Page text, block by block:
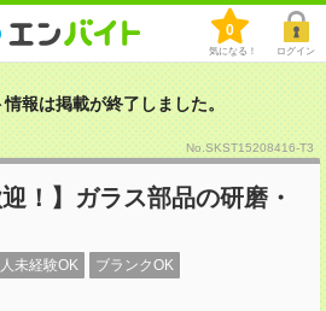
0
気になる！ ログイン
報は掲載が終了しました。
No.SKST15208416-T3
！】ガラス部品の研磨・
未経験OK ブランクOK